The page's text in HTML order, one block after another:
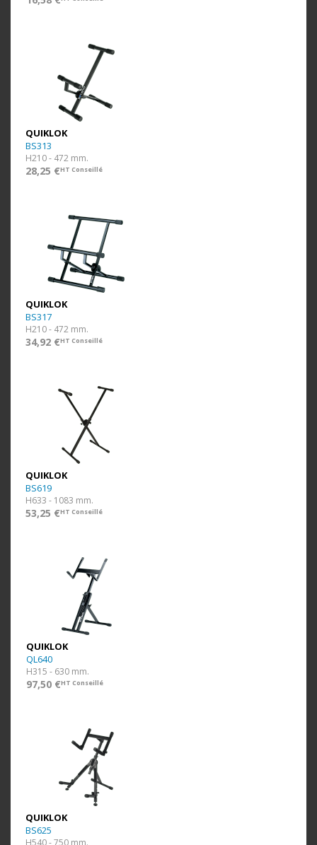
QUIKLOK
BS313
H210 - 472 mm.
28,25 €HT Conseillé
QUIKLOK
BS317
H210 - 472 mm.
34,92 €HT Conseillé
QUIKLOK
BS619
H633 - 1083 mm.
53,25 €HT Conseillé
QUIKLOK
QL640
H315 - 630 mm.
97,50 €HT Conseillé
QUIKLOK
BS625
H540 - 750 mm.